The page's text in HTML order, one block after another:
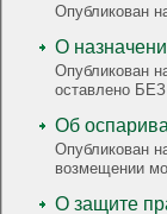
Опубликован
О
Опубликован
оставлено
Об
Опубликован
возмещении